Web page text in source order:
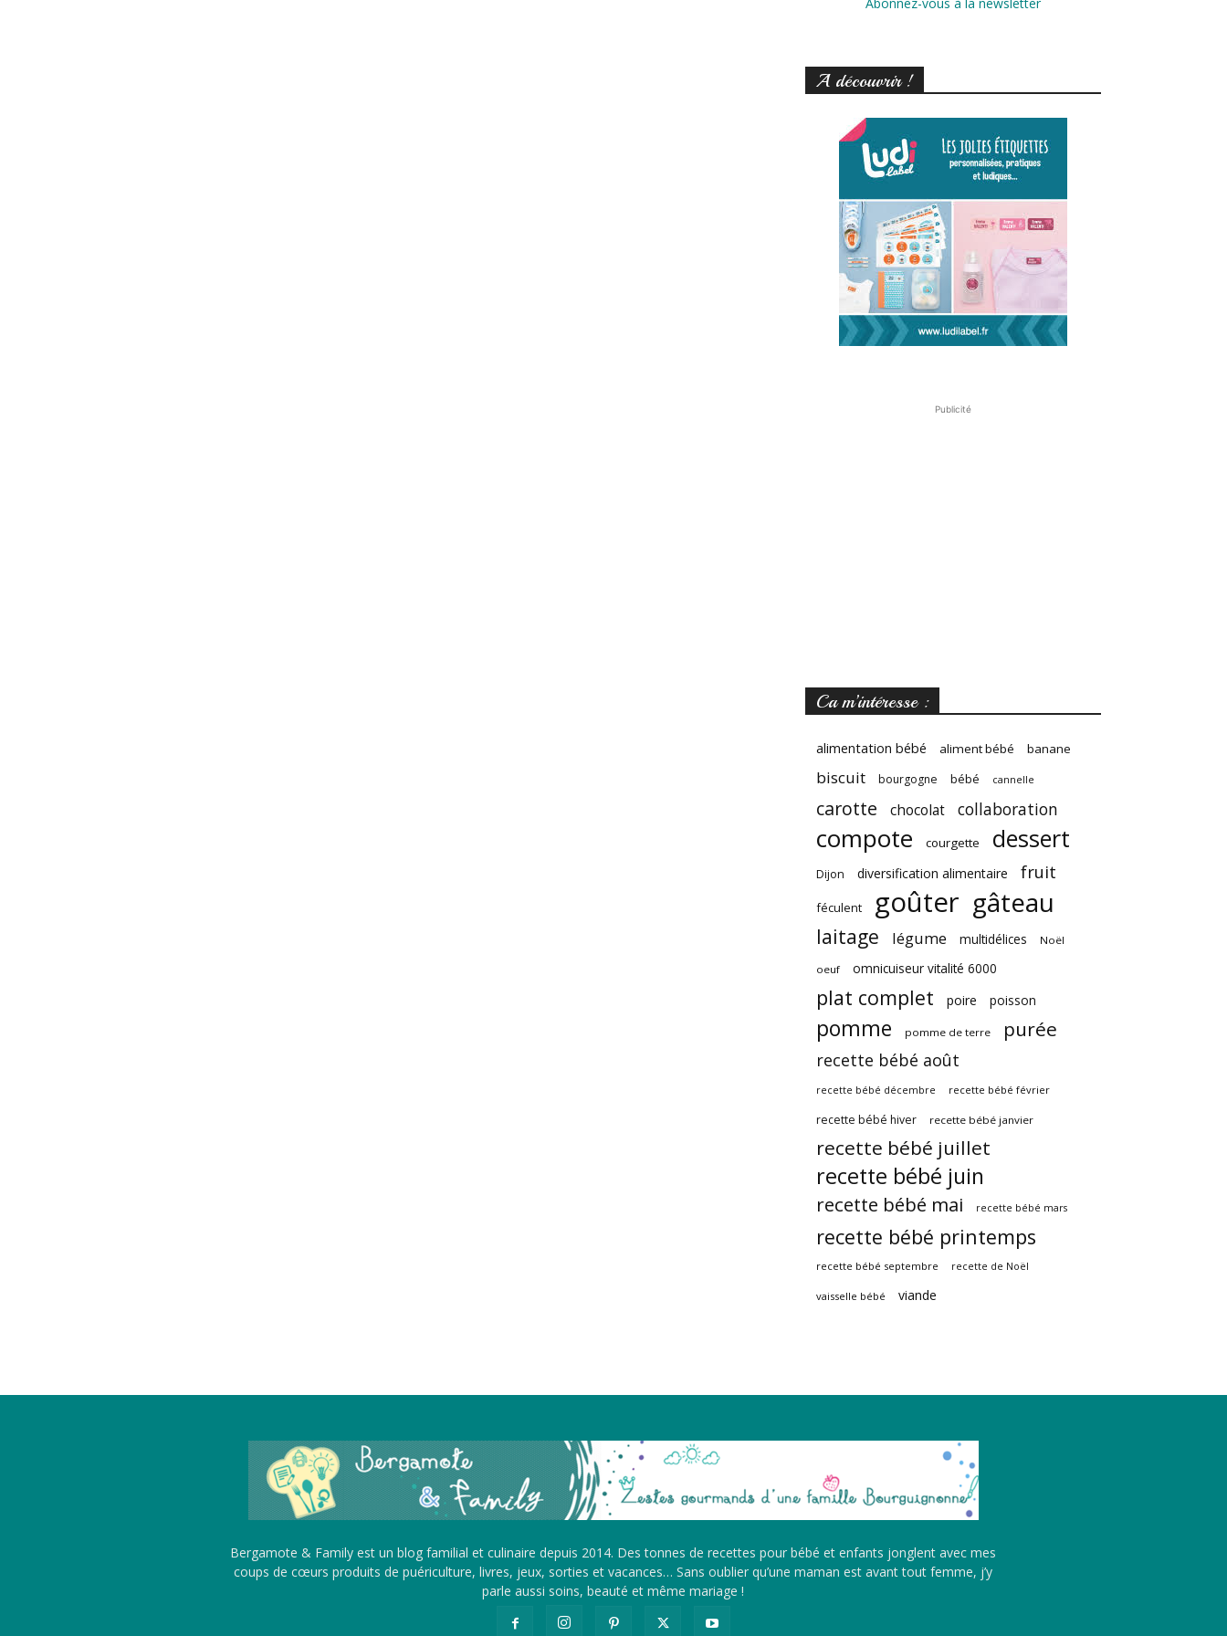
A découvrir !
Publicité
Ca m’intéresse :
alimentation bébé aliment bébé banane
biscuit bourgogne bébé cannelle
carotte chocolat collaboration
compote courgette dessert
Dijon diversification alimentaire fruit
féculent goûter gâteau
laitage légume multidélices Noël
oeuf omnicuiseur vitalité 6000
plat complet poire poisson
pomme pomme de terre purée
recette bébé août
recette bébé décembre recette bébé février
recette bébé hiver recette bébé janvier
recette bébé juillet
recette bébé juin
recette bébé mai recette bébé mars
recette bébé printemps
recette bébé septembre recette de Noël
vaisselle bébé viande
Bergamote & Family est un blog familial et culinaire depuis 2014. Des tonnes de recettes pour bébé et enfants jonglent avec mes
coups de cœurs produits de puériculture, livres, jeux, sorties et vacances… Sans oublier qu’une maman est avant tout femme, j’y
parle aussi soins, beauté et même mariage !